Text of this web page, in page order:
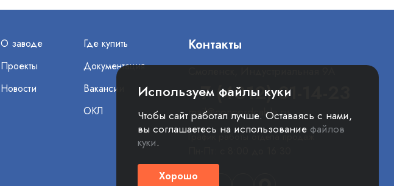
О заводе
Проекты
Новости
Где купить
Документация
Вакансии
ОКЛ
Контакты
+7 (4812) 31-14-23
mail@concordcable.ru
График работы отдела продаж
Используем файлы куки
Чтобы сайт работал лучше. Оставаясь с нами,
вы соглашаетесь на использование файлов
куки.
Хорошо